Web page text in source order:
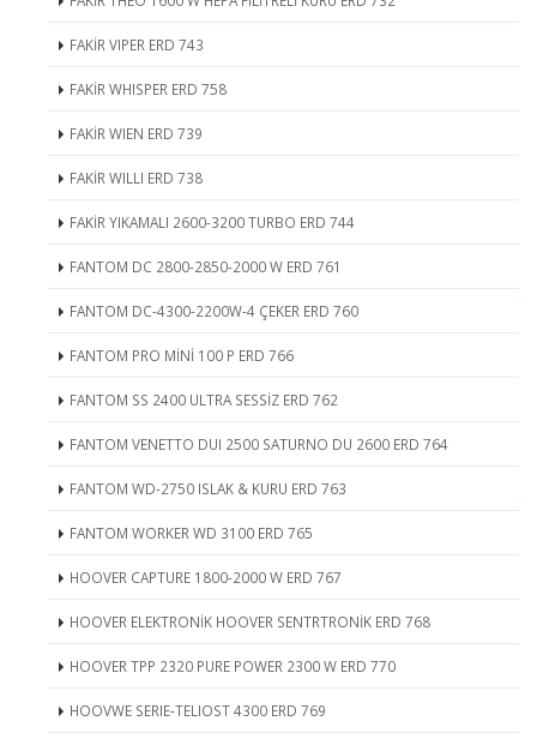
FAKİR VIPER ERD 743
FAKİR WHISPER ERD 758
FAKİR WIEN ERD 739
FAKİR WILLI ERD 738
FAKİR YIKAMALI 2600-3200 TURBO ERD 744
FANTOM DC 2800-2850-2000 W ERD 761
FANTOM DC-4300-2200W-4 ÇEKER ERD 760
FANTOM PRO MİNİ 100 P ERD 766
FANTOM SS 2400 ULTRA SESSİZ ERD 762
FANTOM VENETTO DUI 2500 SATURNO DU 2600 ERD 764
FANTOM WD-2750 ISLAK & KURU ERD 763
FANTOM WORKER WD 3100 ERD 765
HOOVER CAPTURE 1800-2000 W ERD 767
HOOVER ELEKTRONİK HOOVER SENTRTRONİK ERD 768
HOOVER TPP 2320 PURE POWER 2300 W ERD 770
HOOVWE SERIE-TELIOST 4300 ERD 769